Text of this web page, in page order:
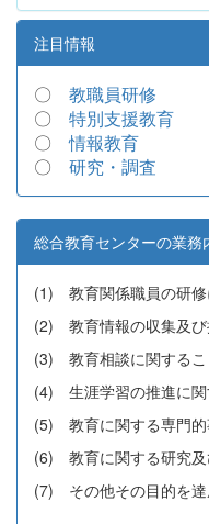
注目情報
〇 教職員研修
〇 特別支援教育
〇情報教育
〇 研究・調査
総合教育センターの業務
(1) 教育関係職員の研修
(2) 教育情報の収集及び
(3) 教育相談に関するこ
(4) 生涯学習の推進に関
(5) 教育に関する専門的
(6) 教育に関する研究及
(7) その他その目的を達